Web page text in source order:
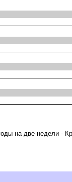
на две недели -